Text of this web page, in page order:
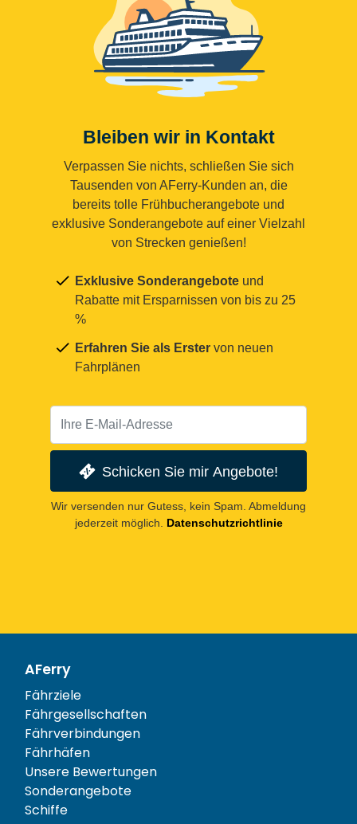
Bleiben wir in Kontakt
Verpassen Sie nichts, schließen Sie sich
Tausenden von AFerry-Kunden an, die
bereits tolle Frühbucherangebote und
exklusive Sonderangebote auf einer Vielzahl
von Strecken genießen!
Exklusive Sonderangebote und
Rabatte mit Ersparnissen von bis zu 25
%
Erfahren Sie als Erster von neuen
Fahrplänen
Schicken Sie mir Angebote!
Wir versenden nur Gutess, kein Spam. Abmeldung
jederzeit möglich.
Datenschutzrichtlinie
AFerry
Fährziele
Fährgesellschaften
Fährverbindungen
Fährhäfen
Unsere Bewertungen
Sonderangebote
Schiffe